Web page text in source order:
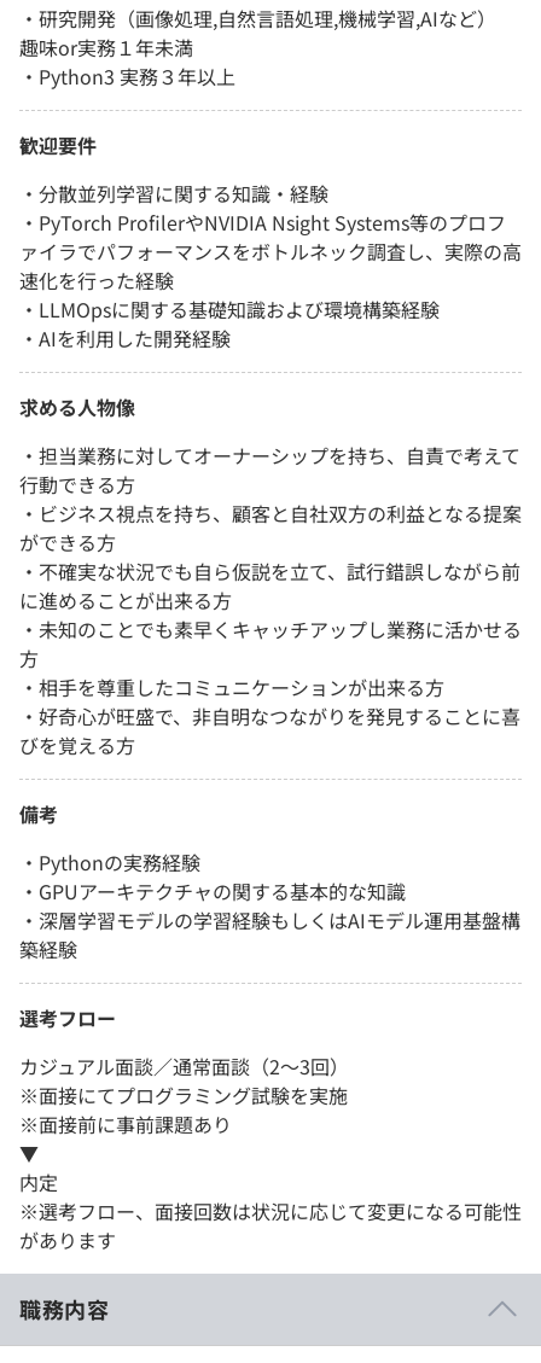
・研究開発（画像処理,自然言語処理,機械学習,AIなど）
趣味or実務１年未満
・Python3 実務３年以上
歓迎要件
・分散並列学習に関する知識・経験
・PyTorch ProfilerやNVIDIA Nsight Systems等のプロフ
ァイラでパフォーマンスをボトルネック調査し、実際の高
速化を行った経験
・LLMOpsに関する基礎知識および環境構築経験
・AIを利用した開発経験
求める人物像
・担当業務に対してオーナーシップを持ち、自責で考えて
行動できる方
・ビジネス視点を持ち、顧客と自社双方の利益となる提案
ができる方
・不確実な状況でも自ら仮説を立て、試行錯誤しながら前
に進めることが出来る方
・未知のことでも素早くキャッチアップし業務に活かせる
方
・相手を尊重したコミュニケーションが出来る方
・好奇心が旺盛で、非自明なつながりを発見することに喜
びを覚える方
備考
・Pythonの実務経験
・GPUアーキテクチャの関する基本的な知識
・深層学習モデルの学習経験もしくはAIモデル運用基盤構
築経験
選考フロー
カジュアル面談／通常面談（2～3回）
※面接にてプログラミング試験を実施
※面接前に事前課題あり
▼
内定
※選考フロー、面接回数は状況に応じて変更になる可能性
があります
職務内容